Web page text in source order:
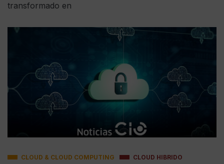
transformado en
CLOUD & CLOUD COMPUTING CLOUD HIBRIDO